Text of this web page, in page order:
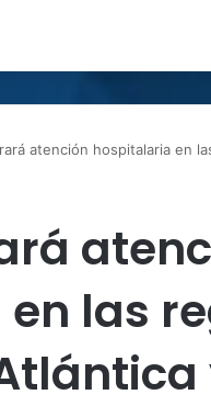
atención hospitalaria en
las